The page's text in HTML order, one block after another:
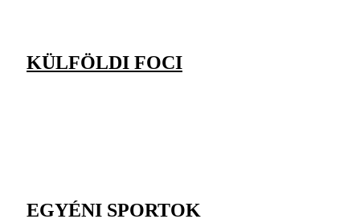
KÜLFÖLDI FOCI
EGYÉNI SPORTOK